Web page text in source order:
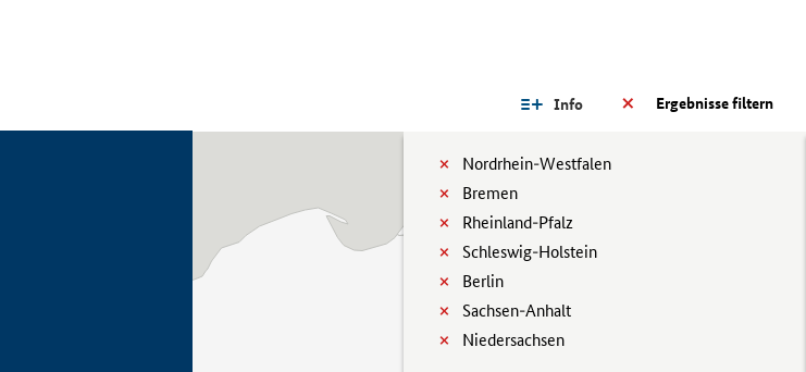
Ergebnisse filtern
Info
Nordrhein-Westfalen
Bremen
Rheinland-Pfalz
Schleswig-Holstein
Berlin
Sachsen-Anhalt
Niedersachsen